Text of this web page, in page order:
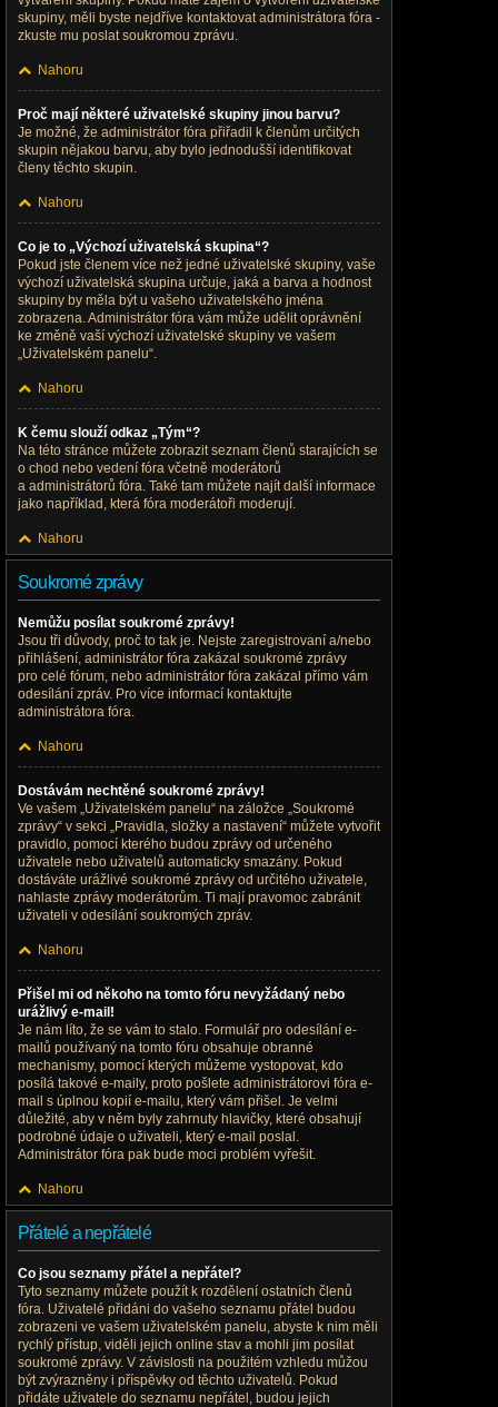
skupiny, měli byste nejdříve kontaktovat administrátora fóra -
zkuste mu poslat soukromou zprávu.
Nahoru
Proč mají některé uživatelské skupiny jinou barvu?
Je možné, že administrátor fóra přiřadil k členům určitých
skupin nějakou barvu, aby bylo jednodušší identifikovat
členy těchto skupin.
Nahoru
Co je to „Výchozí uživatelská skupina“?
Pokud jste členem více než jedné uživatelské skupiny, vaše
výchozí uživatelská skupina určuje, jaká a barva a hodnost
skupiny by měla být u vašeho uživatelského jména
zobrazena. Administrátor fóra vám může udělit oprávnění
ke změně vaší výchozí uživatelské skupiny ve vašem
„Uživatelském panelu“.
Nahoru
K čemu slouží odkaz „Tým“?
Na této stránce můžete zobrazit seznam členů starajících se
o chod nebo vedení fóra včetně moderátorů
a administrátorů fóra. Také tam můžete najít další informace
jako například, která fóra moderátoři moderují.
Nahoru
Soukromé zprávy
Nemůžu posílat soukromé zprávy!
Jsou tři důvody, proč to tak je. Nejste zaregistrovaní a/nebo
přihlášení, administrátor fóra zakázal soukromé zprávy
pro celé fórum, nebo administrátor fóra zakázal přímo vám
odesílání zpráv. Pro více informací kontaktujte
administrátora fóra.
Nahoru
Dostávám nechtěné soukromé zprávy!
Ve vašem „Uživatelském panelu“ na záložce „Soukromé
zprávy“ v sekci „Pravidla, složky a nastavení“ můžete vytvořit
pravidlo, pomocí kterého budou zprávy od určeného
uživatele nebo uživatelů automaticky smazány. Pokud
dostáváte urážlivé soukromé zprávy od určitého uživatele,
nahlaste zprávy moderátorům. Ti mají pravomoc zabránit
uživateli v odesílání soukromých zpráv.
Nahoru
Přišel mi od někoho na tomto fóru nevyžádaný nebo
urážlivý e-mail!
Je nám líto, že se vám to stalo. Formulář pro odesílání e-
mailů používaný na tomto fóru obsahuje obranné
mechanismy, pomocí kterých můžeme vystopovat, kdo
posílá takové e-maily, proto pošlete administrátorovi fóra e-
mail s úplnou kopií e-mailu, který vám přišel. Je velmi
důležité, aby v něm byly zahrnuty hlavičky, které obsahují
podrobné údaje o uživateli, který e-mail poslal.
Administrátor fóra pak bude moci problém vyřešit.
Nahoru
Přátelé a nepřátelé
Co jsou seznamy přátel a nepřátel?
Tyto seznamy můžete použít k rozdělení ostatních členů
fóra. Uživatelé přidáni do vašeho seznamu přátel budou
zobrazeni ve vašem uživatelském panelu, abyste k nim měli
rychlý přístup, viděli jejich online stav a mohli jim posílat
soukromé zprávy. V závislosti na použitém vzhledu můžou
být zvýrazněny i příspěvky od těchto uživatelů. Pokud
přidáte uživatele do seznamu nepřátel, budou jejich